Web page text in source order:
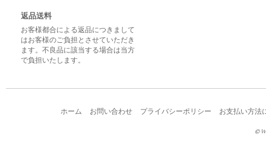
返品送料
お客様都合による返品につきまして
はお客様のご負担とさせていただき
ます。不良品に該当する場合は当方
で負担いたします。
ホーム お問い合わせ プライバシーポリシー お支払い方法
©